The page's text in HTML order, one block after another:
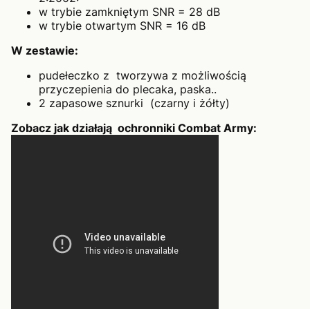
w trybie zamkniętym SNR = 28 dB
w trybie otwartym SNR = 16 dB
W zestawie:
pudełeczko z tworzywa z możliwością
przyczepienia do plecaka, paska..
2 zapasowe sznurki (czarny i żółty)
Zobacz jak działają ochronniki Combat Army: